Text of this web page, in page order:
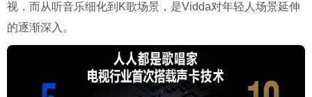
视，而从听音乐细化到K歌场景，是Vidda对年轻人场景延伸
的逐渐深入。